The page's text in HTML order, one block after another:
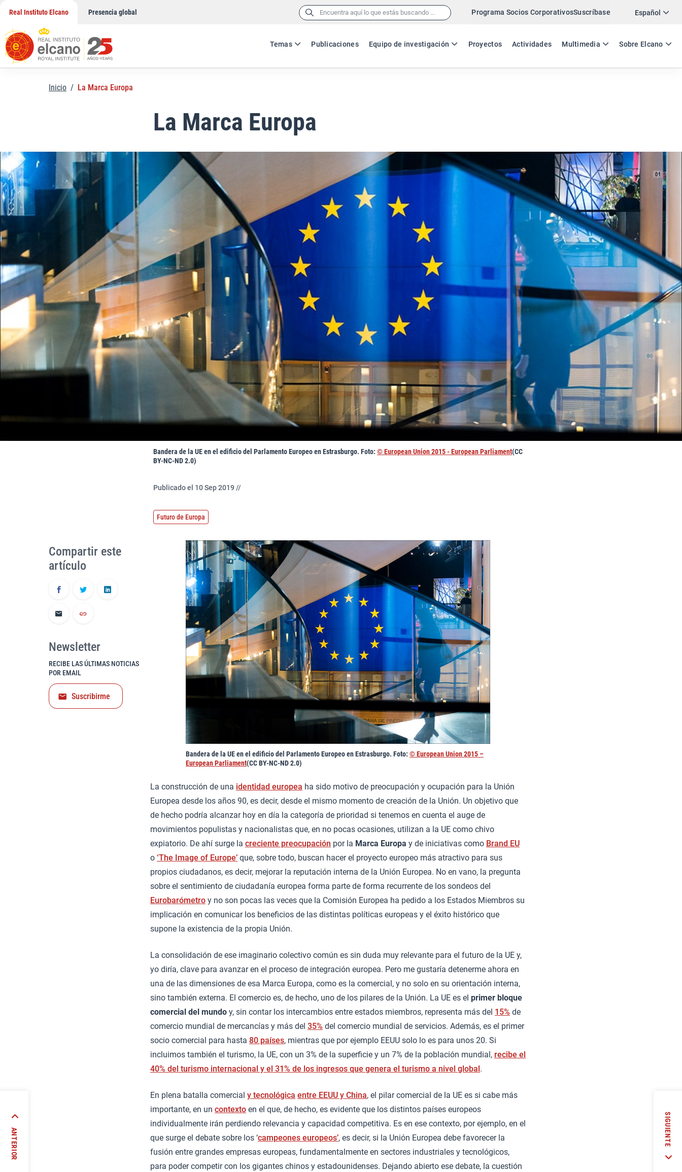
contenido
Real Instituto Elcano Presencia global Buscar: Programa Socios CorporativosSuscríbase Español
ES EN
Temas Publicaciones Equipo de investigación Proyectos Actividades Multimedia Sobre Elcano
Twitter
Inicio / La Marca Europa
La Marca Europa
Bandera de la UE en el edificio del Parlamento Europeo en Estrasburgo. Foto: © European Union 2015 - European Parliament(CC
BY-NC-ND 2.0)
Publicado el 10 Sep 2019 //
Futuro de Europa
Bandera de la UE en el edificio del Parlamento Europeo en Estrasburgo. Foto: © European Union 2015 –
European Parliament(CC BY-NC-ND 2.0)
La construcción de una identidad europea ha sido motivo de preocupación y ocupación para la Unión
Europea desde los años 90, es decir, desde el mismo momento de creación de la Unión. Un objetivo que
de hecho podría alcanzar hoy en día la categoría de prioridad si tenemos en cuenta el auge de
movimientos populistas y nacionalistas que, en no pocas ocasiones, utilizan a la UE como chivo
expiatorio. De ahí surge la creciente preocupación por la Marca Europa y de iniciativas como Brand EU
o ‘The Image of Europe’ que, sobre todo, buscan hacer el proyecto europeo más atractivo para sus
propios ciudadanos, es decir, mejorar la reputación interna de la Unión Europea. No en vano, la pregunta
sobre el sentimiento de ciudadanía europea forma parte de forma recurrente de los sondeos del
Eurobarómetro y no son pocas las veces que la Comisión Europea ha pedido a los Estados Miembros su
implicación en comunicar los beneficios de las distintas políticas europeas y el éxito histórico que
supone la existencia de la propia Unión.
La consolidación de ese imaginario colectivo común es sin duda muy relevante para el futuro de la UE y,
yo diría, clave para avanzar en el proceso de integración europea. Pero me gustaría detenerme ahora en
una de las dimensiones de esa Marca Europa, como es la comercial, y no solo en su orientación interna,
sino también externa. El comercio es, de hecho, uno de los pilares de la Unión. La UE es el primer bloque
comercial del mundo y, sin contar los intercambios entre estados miembros, representa más del 15% de
comercio mundial de mercancías y más del 35% del comercio mundial de servicios. Además, es el primer
socio comercial para hasta 80 países, mientras que por ejemplo EEUU solo lo es para unos 20. Si
incluimos también el turismo, la UE, con un 3% de la superficie y un 7% de la población mundial, recibe el
40% del turismo internacional y el 31% de los ingresos que genera el turismo a nivel global.
En plena batalla comercial y tecnológica entre EEUU y China, el pilar comercial de la UE es si cabe más
importante, en un contexto en el que, de hecho, es evidente que los distintos países europeos
individualmente irán perdiendo relevancia y capacidad competitiva. Es en ese contexto, por ejemplo, en el
que surge el debate sobre los ‘campeones europeos’, es decir, si la Unión Europea debe favorecer la
fusión entre grandes empresas europeas, fundamentalmente en sectores industriales y tecnológicos,
para poder competir con los gigantes chinos y estadounidenses. Dejando abierto ese debate, la cuestión
Compartir este
artículo
Newsletter
RECIBE LAS ÚLTIMAS NOTICIAS
POR EMAIL
Suscribirme
ANTERIOR SIGUIENTE